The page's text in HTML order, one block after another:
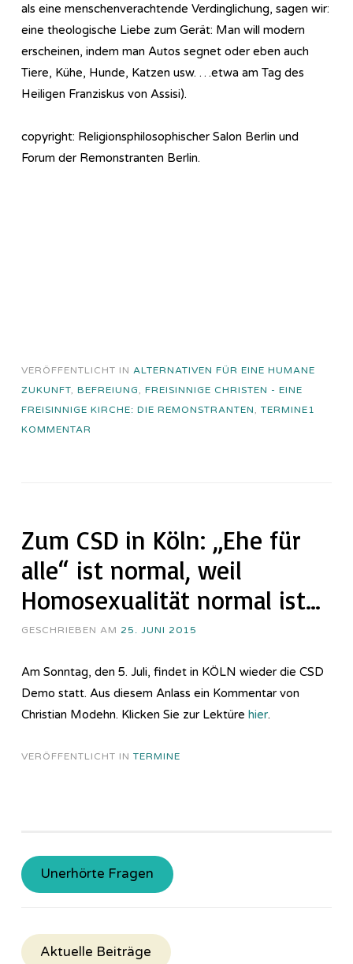
als eine menschenverachtende Verdinglichung, sagen wir:
eine theologische Liebe zum Gerät: Man will modern
erscheinen, indem man Autos segnet oder eben auch
Tiere, Kühe, Hunde, Katzen usw. …etwa am Tag des
Heiligen Franziskus von Assisi).
copyright: Religionsphilosophischer Salon Berlin und
Forum der Remonstranten Berlin.
VERÖFFENTLICHT IN ALTERNATIVEN FÜR EINE HUMANE
ZUKUNFT, BEFREIUNG, FREISINNIGE CHRISTEN - EINE
FREISINNIGE KIRCHE: DIE REMONSTRANTEN, TERMINE 1
KOMMENTAR
Zum CSD in Köln: „Ehe für
alle“ ist normal, weil
Homosexualität normal ist…
GESCHRIEBEN AM 25. JUNI 2015
Am Sonntag, den 5. Juli, findet in KÖLN wieder die CSD
Demo statt. Aus diesem Anlass ein Kommentar von
Christian Modehn. Klicken Sie zur Lektüre hier.
VERÖFFENTLICHT IN TERMINE
Unerhörte Fragen
Aktuelle Beiträge